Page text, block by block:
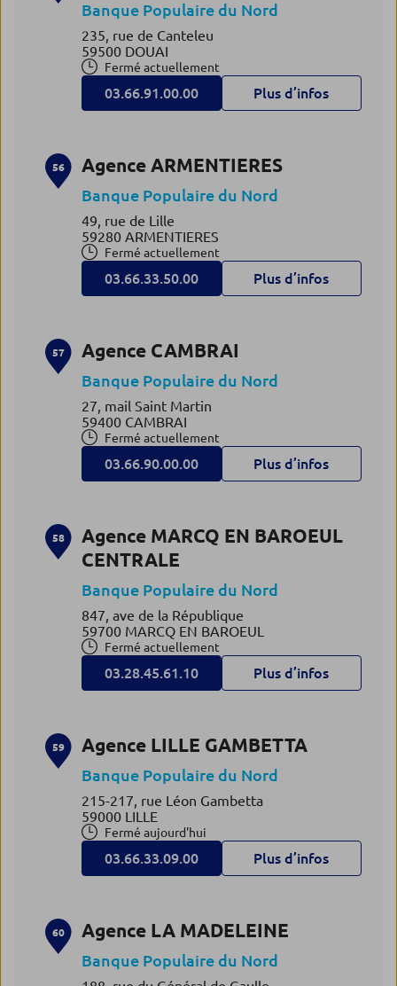
Banque Populaire du Nord
235, rue de Canteleu
59500 DOUAI
Fermé actuellement
03.66.91.00.00 Plus d’infos
56 Agence ARMENTIERES
Banque Populaire du Nord
49, rue de Lille
59280 ARMENTIERES
Fermé actuellement
03.66.33.50.00 Plus d’infos
57 Agence CAMBRAI
Banque Populaire du Nord
27, mail Saint Martin
59400 CAMBRAI
Fermé actuellement
03.66.90.00.00 Plus d’infos
58
Agence MARCQ EN BAROEUL
CENTRALE
Banque Populaire du Nord
847, ave de la République
59700 MARCQ EN BAROEUL
Fermé actuellement
03.28.45.61.10 Plus d’infos
59 Agence LILLE GAMBETTA
Banque Populaire du Nord
215-217, rue Léon Gambetta
59000 LILLE
Fermé aujourd'hui
03.66.33.09.00 Plus d’infos
60 Agence LA MADELEINE
Banque Populaire du Nord